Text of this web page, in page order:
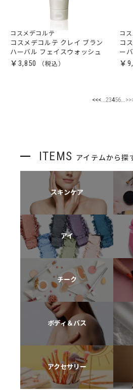
コスメデコルテ
コスメデコルテ クレイ ブラン
ハーバル フェイスウォッシュ
￥3,850
コ
コ
ー
￥
<<< 23456 >
ITEMS アイテムから探
スキンケア
アイ
チーク
ボディ＆バス
アクセサリー